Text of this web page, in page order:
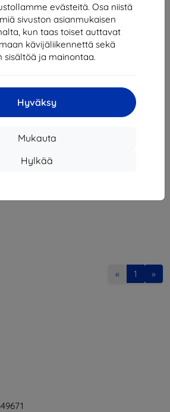
evästeitä. Osa niistä
sivuston asianmukaisen
kun taas toiset auttavat
kävijäliikennettä sekä
sisältöä ja mainontaa.
Hyväksy
Mukauta
Hylkää
hybrid
« 1 »